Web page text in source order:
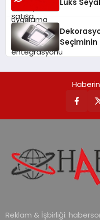
Lüks
Seçiminin
Reklam & İşbirliği: